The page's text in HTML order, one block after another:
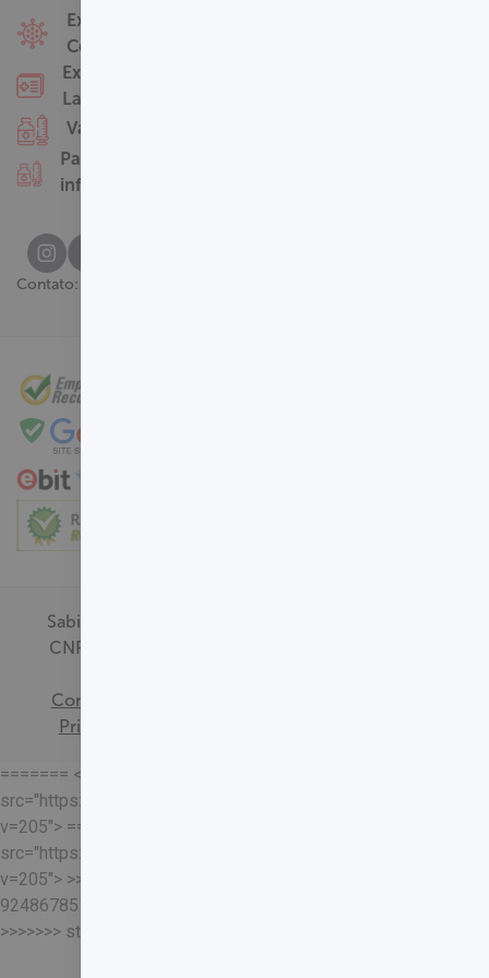
Exames
Covid-19
Exames
Laboratoriais
Vacinas
Pacotes
infantis
Contato:
Sabin Medicina Diagnóstica -
CNPJ - 00.718.528/0001-09
Consentimento
Privacidade
======= <<<<<<< HEAD
src="https://loja.sabin.com.br//skin/frontend/sabin/default/
v=205"> =======
src="https://loja.sabin.com.br//skin/frontend/sabin/default/
v=205"> >>>>>>>
92486785178204652eaf37adafb13ec7f5401a93
>>>>>>> staging-merge